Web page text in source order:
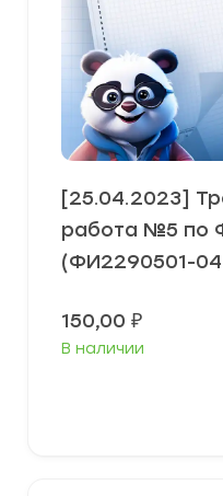
[25.04.2023]
работа №5 по
(ФИ2290501-
150,00 ₽
В наличии